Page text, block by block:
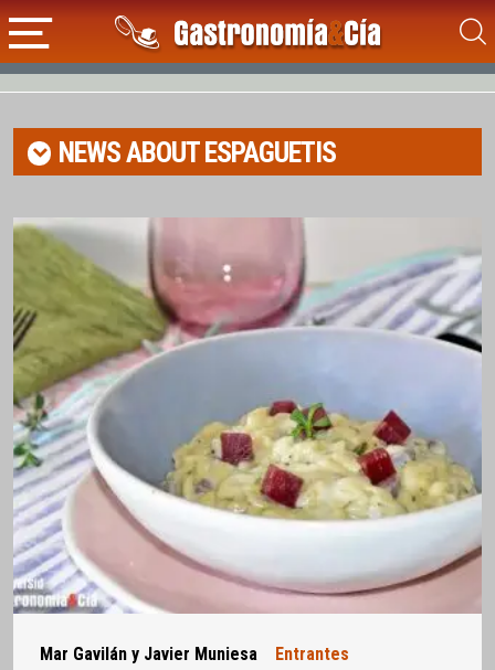
NEWS ABOUTESPAGUETIS
Mar Gavilán y Javier Muniesa Entrantes